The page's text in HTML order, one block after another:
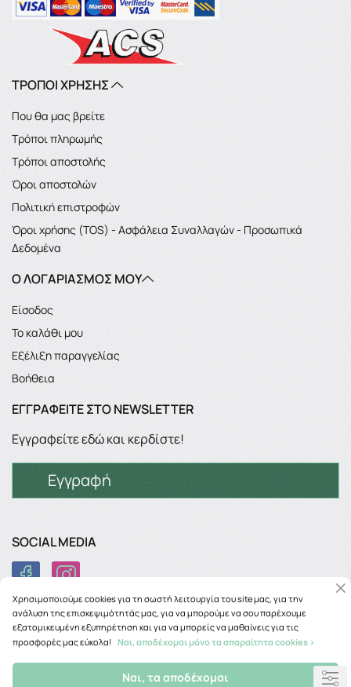
ΤΡΟΠΟΙ ΧΡΗΣΗΣ
Που θα μας βρείτε
Τρόποι πληρωμής
Τρόποι αποστολής
Όροι αποστολών
Πολιτική επιστροφών
Όροι χρήσης (TOS) - Ασφάλεια Συναλλαγών - Προσωπικά
Δεδομένα
Ο ΛΟΓΑΡΙΑΣΜΌΣ ΜΟΥ
Είσοδος
Το καλάθι μου
Εξέλιξη παραγγελίας
Βοήθεια
ΕΓΓΡΑΦΕΊΤΕ ΣΤΟ NEWSLETTER
Εγγραφείτε εδώ και κερδίστε!
Εγγραφή
SOCIAL MEDIA
Copyright © 2026 phancy.gr
Χρησιμοποιούμε cookies για τη σωστή λειτουργία του site μας, για την
ανάλυση της επισκεψιμότητάς μας, για να μπορούμε να σου παρέχουμε
εξατομικευμένη εξυπηρέτηση και για να μπορείς να μαθαίνεις για τις
προσφορές μας εύκολα! Ναι, αποδέχομαι μόνο τα απαραίτητα cookies >
Ναι, τα αποδέχομαι